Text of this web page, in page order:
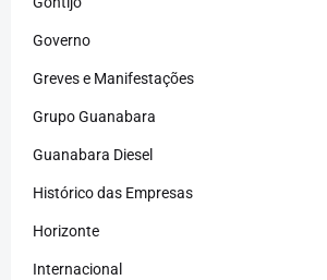
Governo
Greves e Manifestações
Grupo Guanabara
Guanabara Diesel
Histórico das Empresas
Horizonte
Internacional